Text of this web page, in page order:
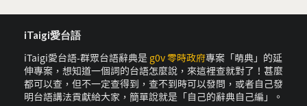
iTaigi愛台語
iTaigi愛台語-群眾台語辭典是 g0v 零時政府專案「萌典」的延
伸專案，想知道一個詞的台語怎麼說，來這裡查就對了！甚麼
都可以查，但不一定查得到，查不到時可以發問，或者自己發
明台語講法貢獻給大家，簡單說就是「自己的辭典自己編」。